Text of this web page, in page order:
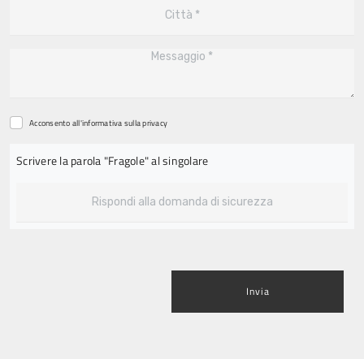
Acconsento all'informativa sullaprivacy
Scrivere la parola "Fragole" al singolare
Invia